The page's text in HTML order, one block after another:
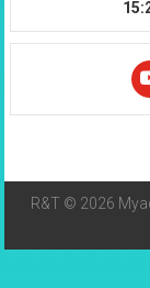
R&T © 2026